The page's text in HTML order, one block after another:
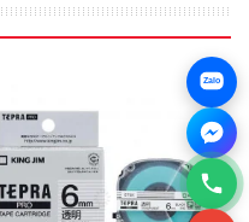
Zalo